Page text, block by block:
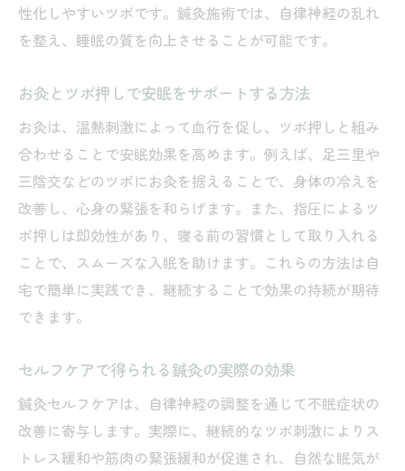
性化しやすいツボです。鍼灸施術では、自律神経の乱れ
を整え、睡眠の質を向上させることが可能です。
お灸とツボ押しで安眠をサポートする方法
お灸は、温熱刺激によって血行を促し、ツボ押しと組み
合わせることで安眠効果を高めます。例えば、足三里や
三陰交などのツボにお灸を据えることで、身体の冷えを
改善し、心身の緊張を和らげます。また、指圧によるツ
ボ押しは即効性があり、寝る前の習慣として取り入れる
ことで、スムーズな入眠を助けます。これらの方法は自
宅で簡単に実践でき、継続することで効果の持続が期待
できます。
セルフケアで得られる鍼灸の実際の効果
鍼灸セルフケアは、自律神経の調整を通じて不眠症状の
改善に寄与します。実際に、継続的なツボ刺激によりス
トレス緩和や筋肉の緊張緩和が促進され、自然な眠気が